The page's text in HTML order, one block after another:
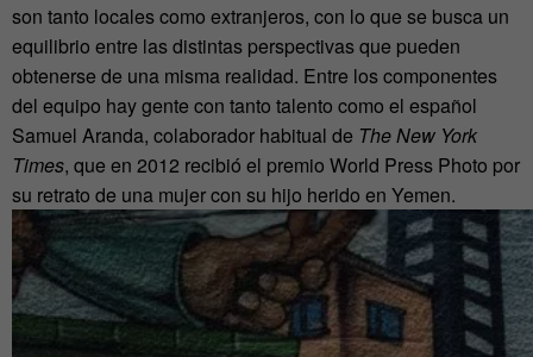
son tanto locales como extranjeros, con lo que se busca un
equilibrio entre las distintas perspectivas que pueden
obtenerse de una misma realidad. Entre los componentes
del equipo hay gente con tanto talento como el español
Samuel Aranda, colaborador habitual de The New York
Times, que en 2012 recibió el premio World Press Photo por
su retrato de una mujer con su hijo herido en Yemen.